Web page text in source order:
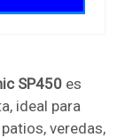
SP450 es
ideal para
veredas,